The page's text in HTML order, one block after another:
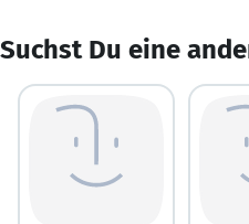
Suchst Du eine